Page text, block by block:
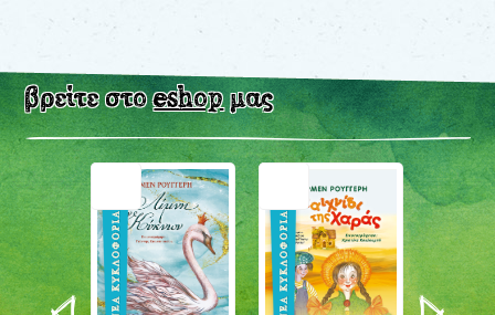
βρείτε στοeshopμας